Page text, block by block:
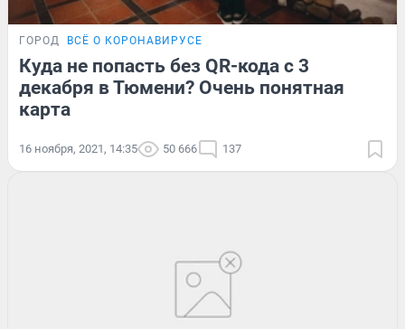
ГОРОД ВСЁ О КОРОНАВИРУСЕ
Куда не попасть без QR-кода с 3
декабря в Тюмени? Очень понятная
карта
16 ноября, 2021, 14:35 50 666 137